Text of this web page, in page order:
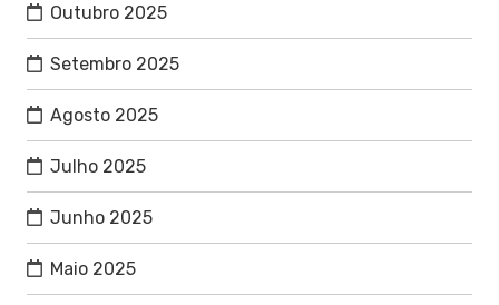
Outubro 2025
Setembro 2025
Agosto 2025
Julho 2025
Junho 2025
Maio 2025